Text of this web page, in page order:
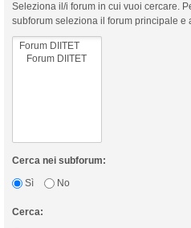
Seleziona il/i forum in cui vuoi cercare.
subforum seleziona il forum principale e
Cerca nei subforum:
Sì
No
Cerca: